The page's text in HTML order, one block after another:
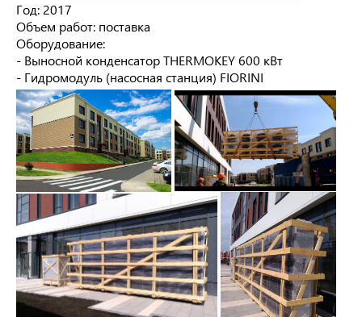
Год: 2017
Объем работ: поставка
Оборудование:
- Выносной конденсатор THERMOKEY 600 кВт
- Гидромодуль (насосная станция) FIORINI